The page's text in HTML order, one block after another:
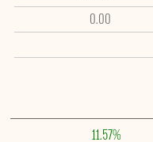
0.00
11.57%